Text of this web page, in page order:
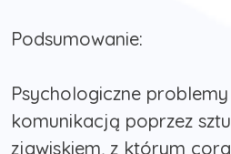
Podsumowanie:
Psychologiczne
komunikacją poprzez
zjawiskiem, z którym